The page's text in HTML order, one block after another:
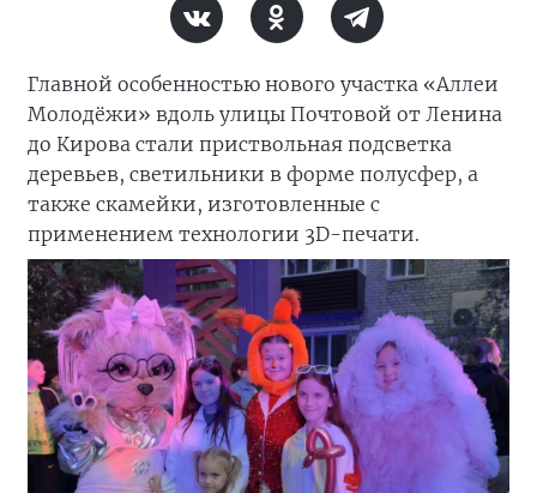
Главной особенностью нового участка «Аллеи
Молодёжи» вдоль улицы Почтовой от Ленина
до Кирова стали приствольная подсветка
деревьев, светильники в форме полусфер, а
также скамейки, изготовленные с
применением технологии 3D-печати.